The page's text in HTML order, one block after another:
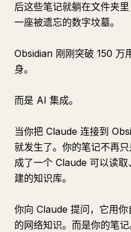
后这些笔记就躺在文件夹
一座被遗忘的数字坟墓。
Obsidian 刚刚突破 150 万
身。
而是 AI 集成。
当你把 Claude 连接到
就发生了。你的笔记不再
成了一个 Claude 可以读
建的知识库。
你向 Claude 提问，它用
的网络知识。而是你的笔